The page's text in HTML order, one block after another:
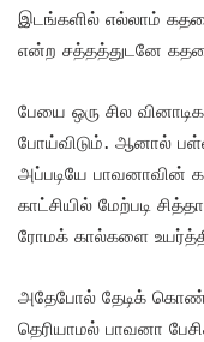
இடங்களில் எல்லாம்
என்ற சத்தத்துடனே
பேயை ஒரு சில
போய்விடும். ஆனால்
அப்படியே பாவனாவின்
காட்சியில் மேற்படி
ரோமக் கால்களை
அதேபோல் தேடிக்
தெரியாமல் பாவனா